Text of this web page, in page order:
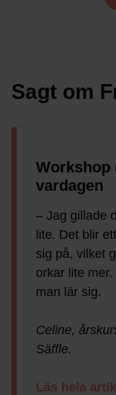
Sagt om
Workshop
vardagen
– Jag gillade
lite. Det blir
sig på, vilket
orkar lite
man lär sig.
Celine,
Säffle.
Läs hela